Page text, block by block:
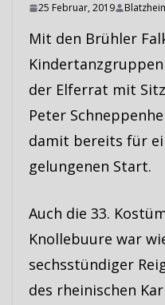
25 Februar, 2019
Mit den Brühler
der Elferrat mit
Peter
damit bereits für
gelungenen Start.
Auch die 33.
Knollebuure war
sechsstündiger
des rheinischen